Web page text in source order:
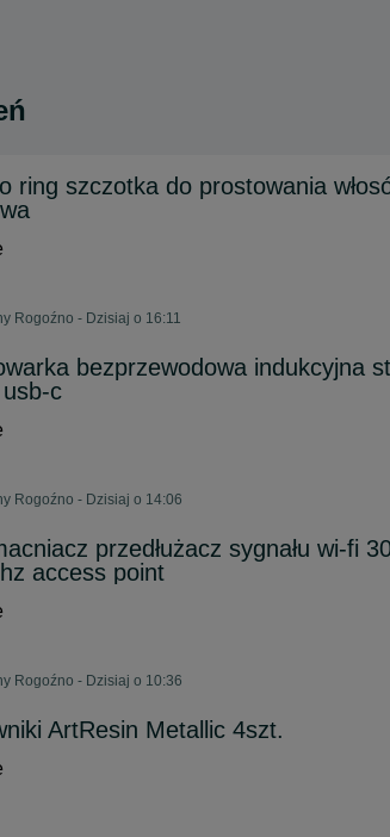
ring szczotka do prostowania
Rogoźno - Dzisiaj o 16:11
bezprzewodowa indukcyjna
c
Rogoźno - Dzisiaj o 14:06
przedłużacz sygnału wi-fi
access point
Rogoźno - Dzisiaj o 10:36
ArtResin Metallic 4szt.